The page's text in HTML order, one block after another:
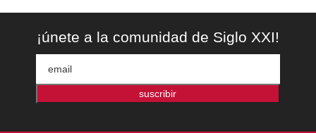
¡únete a la comunidad de Siglo XXI!
suscribir